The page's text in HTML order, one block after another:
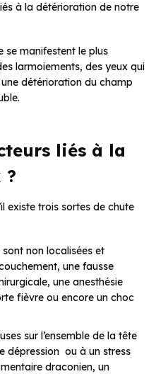
à la détérioration de notre
se manifestent le plus
larmoiements, des yeux qui
détérioration du champ
liés à la
?
existe trois sortes de chute
non localisées et
une fausse
une anesthésie
fièvre ou encore un choc
sur l’ensemble de la tête
dépression ou à un stress
draconien, un